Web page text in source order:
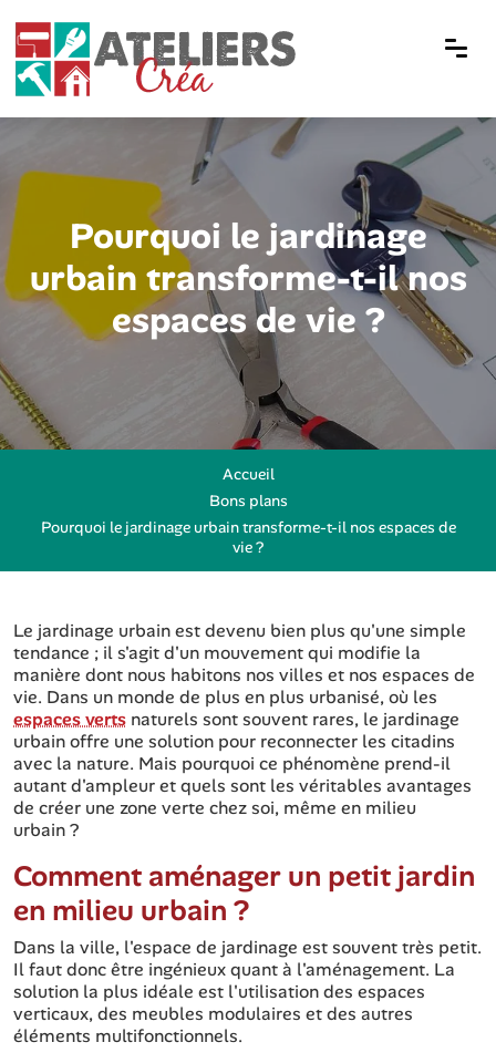
Pourquoi le jardinage
urbain transforme-t-il nos
espaces de vie ?
Accueil
Bons plans
Pourquoi le jardinage urbain transforme-t-il nos espaces de
vie ?
Le jardinage urbain est devenu bien plus qu'une simple
tendance ; il s'agit d'un mouvement qui modifie la
manière dont nous habitons nos villes et nos espaces de
vie. Dans un monde de plus en plus urbanisé, où les
espaces verts naturels sont souvent rares, le jardinage
urbain offre une solution pour reconnecter les citadins
avec la nature. Mais pourquoi ce phénomène prend-il
autant d'ampleur et quels sont les véritables avantages
de créer une zone verte chez soi, même en milieu
urbain ?
Comment aménager un petit jardin
en milieu urbain ?
Dans la ville, l'espace de jardinage est souvent très petit.
Il faut donc être ingénieux quant à l'aménagement. La
solution la plus idéale est l'utilisation des espaces
verticaux, des meubles modulaires et des autres
éléments multifonctionnels.